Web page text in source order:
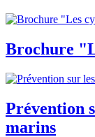
Brochure
Prévention
marins